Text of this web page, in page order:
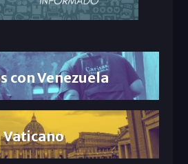
con Venezuela
Vaticano